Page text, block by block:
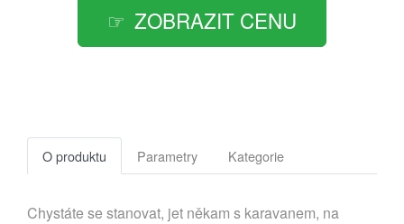
ZOBRAZIT CENU
O produktu Parametry Kategorie
Chystáte se stanovat, jet někam s karavanem, na